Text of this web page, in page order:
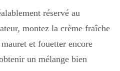
réservé au
montez la crème fraîche
et fouetter encore
un mélange bien